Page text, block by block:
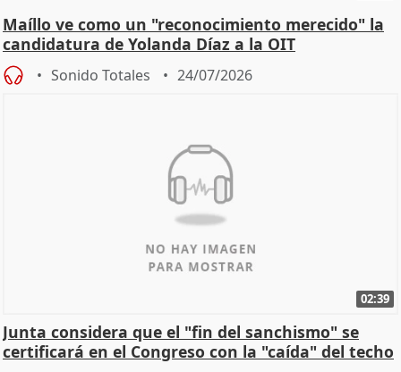
Maíllo ve como un "reconocimiento merecido" la
candidatura de Yolanda Díaz a la OIT
Sonido Totales 24/07/2026
02:39
Junta considera que el "fin del sanchismo" se
certificará en el Congreso con la "caída" del techo